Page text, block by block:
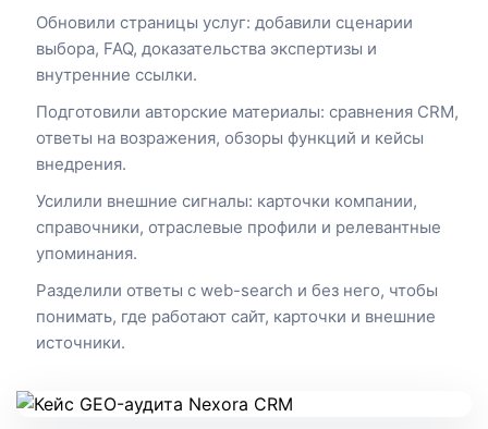
Обновили страницы услуг: добавили сценарии
выбора, FAQ, доказательства экспертизы и
внутренние ссылки.
Подготовили авторские материалы: сравнения CRM,
ответы на возражения, обзоры функций и кейсы
внедрения.
Усилили внешние сигналы: карточки компании,
справочники, отраслевые профили и релевантные
упоминания.
Разделили ответы с web-search и без него, чтобы
понимать, где работают сайт, карточки и внешние
источники.